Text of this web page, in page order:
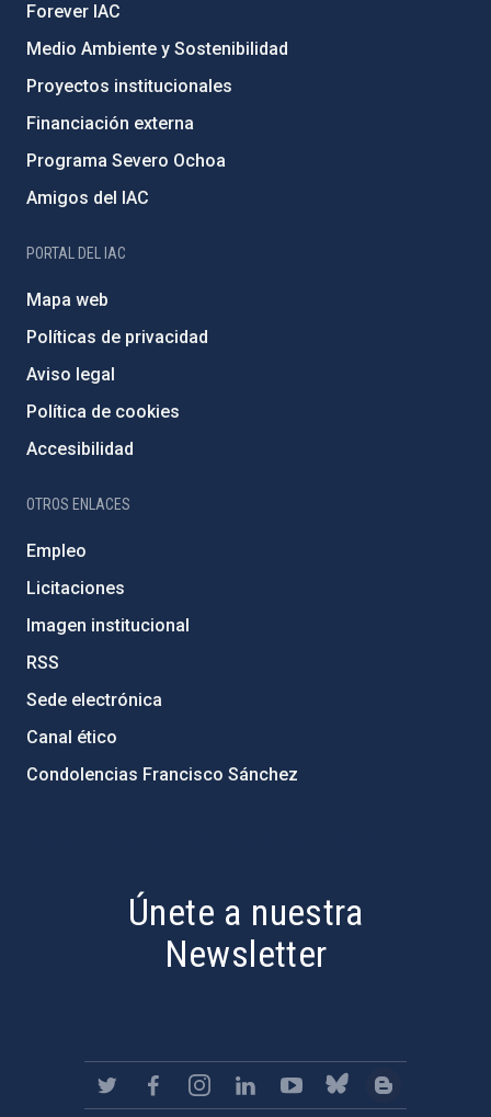
Forever IAC
Medio Ambiente y Sostenibilidad
Proyectos institucionales
Financiación externa
Programa Severo Ochoa
Amigos del IAC
PORTAL DEL IAC
Mapa web
Políticas de privacidad
Aviso legal
Política de cookies
Accesibilidad
OTROS ENLACES
Empleo
Licitaciones
Imagen institucional
RSS
Sede electrónica
Canal ético
Condolencias Francisco Sánchez
Únete a nuestra
Newsletter